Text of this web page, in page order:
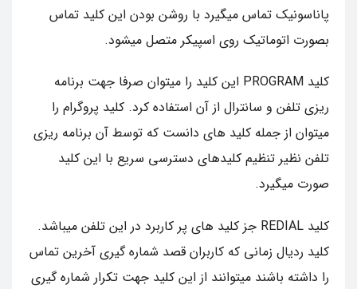
پاناسونیک تماس میگیرد با روشن بودن این کلید تماس
بصورت اتوماتیک روی اسپیکر متصل میشود.
کلید PROGRAM این کلید را میتوان صرفا جهت برنامه
ریزی تلفن و سانترال از آن استفاده کرد. کلید پروگرام را
میتوان از جمله کلید های دانست که توسط آن برنامه ریزی
تلفن نظیر تنظیم کلیدهای دسترسی سریع با این کلید
صورت میگیرد.
کلید REDIAL جز کلید های پر کاربرد در این تلفن میباشد.
کلید ردیال زمانی که کاربران قصد شماره گیری آخرین تماس
را داشته باشند میتوانند از این کلید جهت تکرار شماره گیری